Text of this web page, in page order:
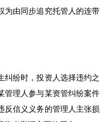
为由同步追究托管人的连带
纠纷时，投资人选择违约之
管理人参与某资管纠纷案件
反信义义务的管理人主张损